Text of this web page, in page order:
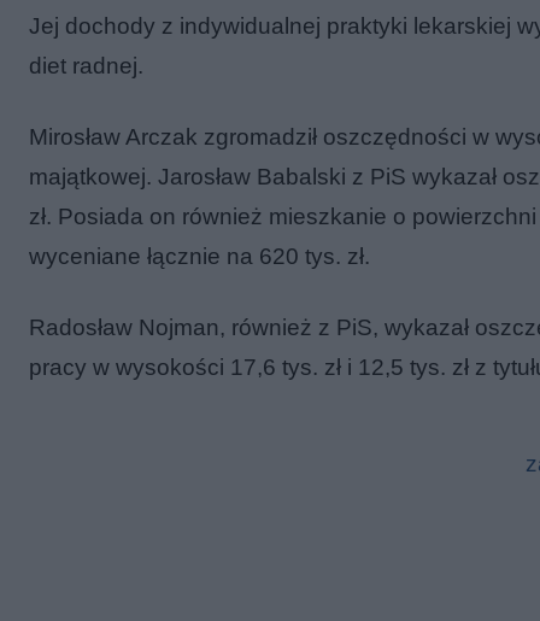
Jej dochody z indywidualnej praktyki lekarskiej
diet radnej.
Mirosław Arczak zgromadził oszczędności w
majątkowej. Jarosław Babalski z PiS wykazał
zł. Posiada on również mieszkanie o
wyceniane łącznie na 620 tys. zł.
Radosław Nojman, również z PiS, wykazał
pracy w wysokości 17,6 tys. zł i 12,5 tys. zł z